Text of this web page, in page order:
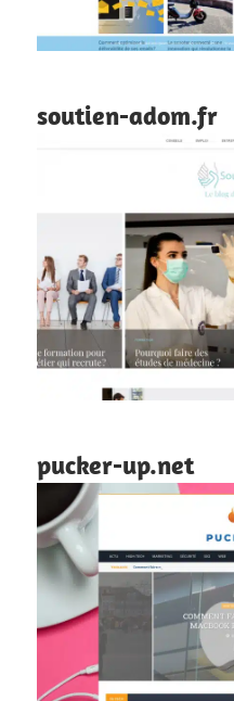
soutien-adom.fr
pucker-up.net